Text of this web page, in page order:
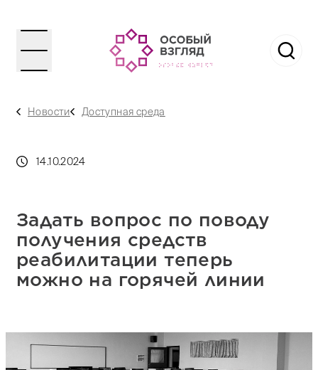
Новости Доступная среда
14.10.2024
Задать вопрос по поводу
получения средств
реабилитации теперь
можно на горячей линии